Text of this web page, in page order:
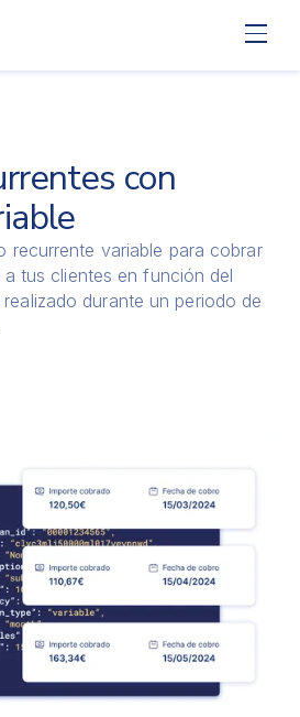
con
recurrente variable para cobrar
tus clientes en función del
durante un periodo de